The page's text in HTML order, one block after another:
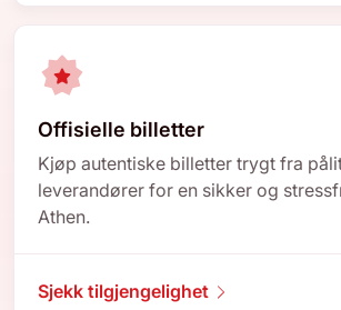
Offisielle billetter
Kjøp autentiske billetter trygt fra
leverandører for en sikker og
Athen.
Sjekk tilgjengelighet